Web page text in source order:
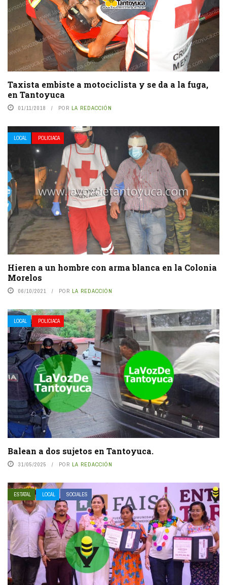
Taxista embiste a motociclista y se da a la fuga,
en Tantoyuca
01/11/2018 POR LA REDACCIÓN
LOCAL POLICIACA
Hieren a un hombre con arma blanca en la Colonia
Morelos
06/10/2021 POR LA REDACCIÓN
LOCAL POLICIACA
Balean a dos sujetos en Tantoyuca.
31/05/2025 POR LA REDACCIÓN
ESTATAL LOCAL SOCIALES